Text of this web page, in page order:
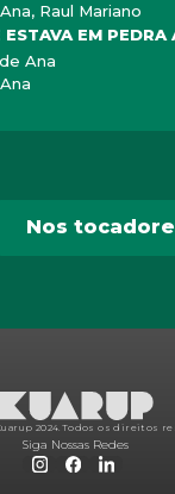
Raul Mariano
ESTAVA EM PEDRA
Ana
Nos
2024. Todos os direitos
Siga Nossas Redes